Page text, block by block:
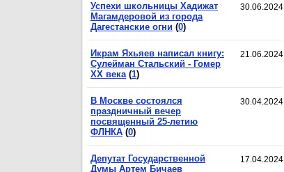
30.06.2024
Успехи школьницы Хадижат
Магамдеровой из города
Дагестанские огни (0)
21.06.2024
Икрам Яхьяев написал книгу:
Сулейман Стальский - Гомер
XX века (1)
30.04.2024
В Москве состоялся
праздничный вечер
посвященный 25-летию
ФЛНКА (0)
17.04.2024
Депутат Государственной
Думы Артем Бичаев